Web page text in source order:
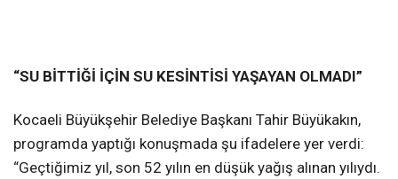
“SU BİTTİĞİ İÇİN SU KESİNTİSİ YAŞAYAN OLMADI”
Kocaeli Büyükşehir Belediye Başkanı Tahir Büyükakın,
programda yaptığı konuşmada şu ifadelere yer verdi:
“Geçtiğimiz yıl, son 52 yılın en düşük yağış alınan yılıydı.